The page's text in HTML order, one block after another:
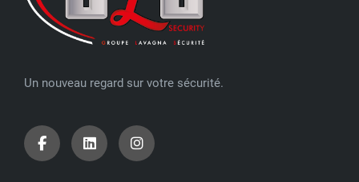
Un nouveau regard sur votre sécurité.